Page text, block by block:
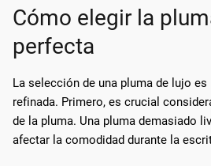
Cómo elegir la
perfecta
La selección de una pluma de lujo
refinada. Primero, es crucial
de la pluma. Una pluma demasiado
afectar la comodidad durante la